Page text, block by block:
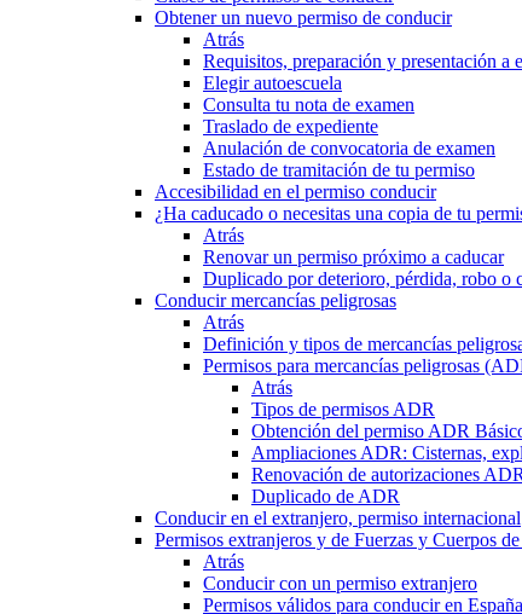
Obtener un nuevo permiso de conducir
Atrás
Requisitos, preparación y presentación a
Elegir autoescuela
Consulta tu nota de examen
Traslado de expediente
Anulación de convocatoria de examen
Estado de tramitación de tu permiso
Accesibilidad en el permiso conducir
¿Ha caducado o necesitas una copia de tu
Atrás
Renovar un permiso próximo a caducar
Duplicado por deterioro, pérdida, robo o
Conducir mercancías peligrosas
Atrás
Definición y tipos de mercancías
Permisos para mercancías peligrosas
Atrás
Tipos de permisos ADR
Obtención del permiso ADR
Ampliaciones ADR: Cisternas,
Renovación de autorizaciones
Duplicado de ADR
Conducir en el extranjero, permiso internacional
Permisos extranjeros y de Fuerzas y Cuerpos
Atrás
Conducir con un permiso extranjero
Permisos válidos para conducir en España